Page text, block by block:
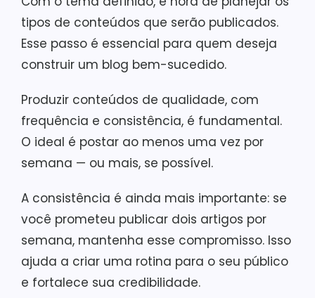
tipos de conteúdos que serão publicados.
Esse passo é essencial para quem deseja
construir um blog bem-sucedido.
Produzir conteúdos de qualidade, com
frequência e consistência, é fundamental.
O ideal é postar ao menos uma vez por
semana — ou mais, se possível.
A consistência é ainda mais importante: se
você prometeu publicar dois artigos por
semana, mantenha esse compromisso. Isso
ajuda a criar uma rotina para o seu público
e fortalece sua credibilidade.